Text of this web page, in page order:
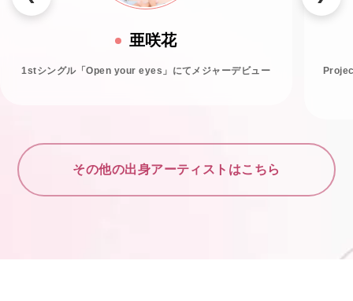
亜咲花
1stシングル「Open your eyes」にてメジャーデビュー
その他の出身アーティストはこちら